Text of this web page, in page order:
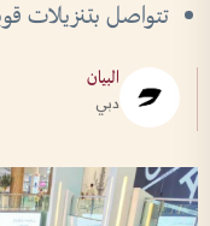
تتواصل بتنزيلات
البيان
دبي